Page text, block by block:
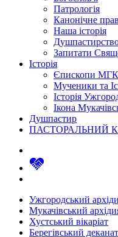
Патрологія
Канонічне
Наша історія
Запитати
Історія
Єпископи
Мученики та
Історія
Ікона
Душпастир
ПАСТОРАЛЬНИЙ
Ужгородський
Мукачівський
Хустський вікаріат
Берегівський деканат